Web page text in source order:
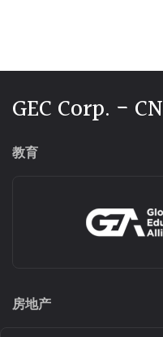
GEC Corp. - CN
教育
房地产